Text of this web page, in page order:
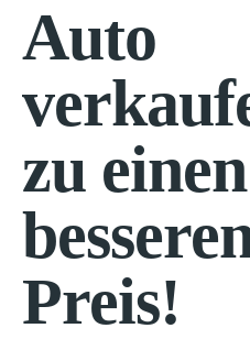
Auto
zu einen
Preis!